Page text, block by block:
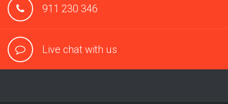
911 230 346
Live chat with us